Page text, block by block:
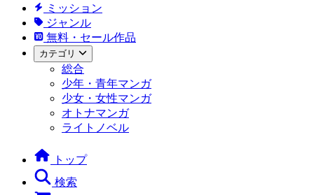
ミッション
ジャンル
無料・セール作品
カテゴリ
総合
少年・青年マンガ
少女・女性マンガ
オトナマンガ
ライトノベル
トップ
検索